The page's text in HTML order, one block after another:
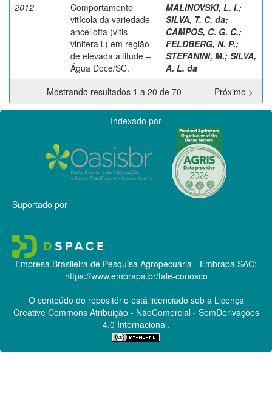
2012
Comportamento
vitícola da variedade
ancellotta (vitis
vinifera l.) em região
de elevada altitude –
Água Doce/SC.
MALINOVSKI, L. I.;
SILVA, T. C. da;
CAMPOS, C. G. C.;
FELDBERG, N. P.;
STEFANINI, M.; SILVA,
A. L. da
Mostrando resultados 1 a 20 de 70
Próximo >
Indexado por
Suportado por
Empresa Brasileira de Pesquisa Agropecuária - Embrapa SAC:
https://www.embrapa.br/fale-conosco
O conteúdo do repositório está licenciado sob a Licença
Creative CommonsAtribuição - NãoComercial - SemDerivações
4.0 Internacional.